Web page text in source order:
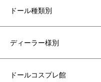
ドール種類別
ディーラー様別
ドールコスプレ館